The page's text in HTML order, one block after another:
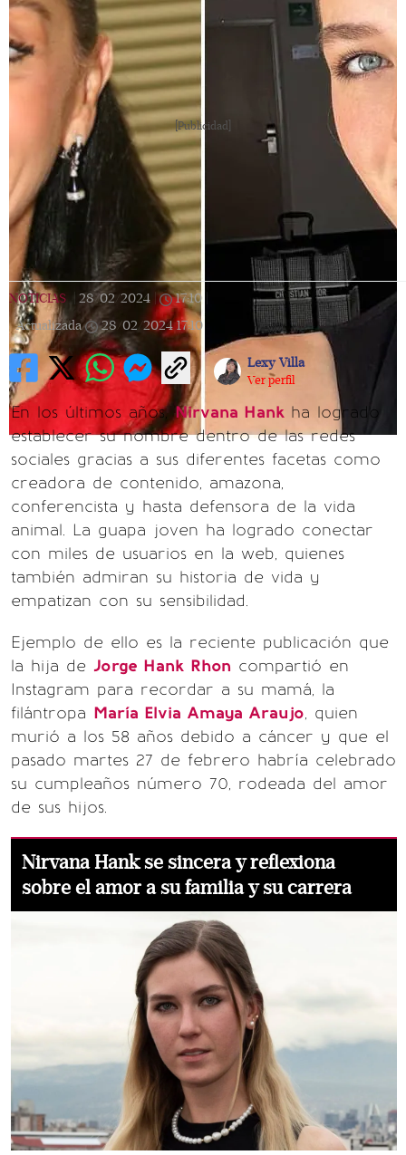
[Publicidad]
NOTICIAS 28/02/2024 17:10
Actualizada
28/02/2024 17:10
Lexy Villa
Ver perfil
En los últimos años,Nirvana Hank ha logrado
establecer su nombre dentro de las redes
sociales gracias a sus diferentes facetas como
creadora de contenido, amazona,
conferencista y hasta defensora de la vida
animal. La guapa joven ha logrado conectar
con miles de usuarios en la web, quienes
también admiran su historia de vida y
empatizan con su sensibilidad.
Ejemplo de ello es la reciente publicación que
la hija de Jorge Hank Rhon compartió en
Instagram para recordar a su mamá, la
filántropa María Elvia Amaya Araujo, quien
murió a los 58 años debido a cáncer y que el
pasado martes 27 de febrero habría celebrado
su cumpleaños número 70, rodeada del amor
de sus hijos.
Nirvana Hank se sincera y reflexiona
sobre el amor a su familia y su carrera